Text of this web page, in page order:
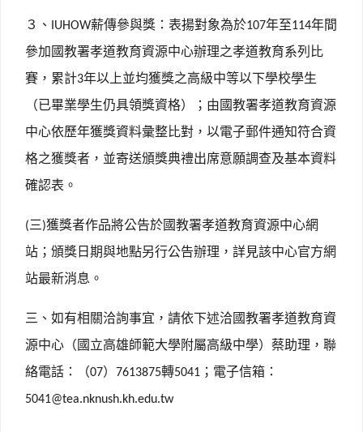
３、 IUHOW薪傳參與獎：表揚對象為於107年至114年間
參加國教署孝道教育資源中心辦理之孝道教育系列比
賽，累計3年以上並均獲獎之高級中等以下學校學生
（已畢業學生仍具領獎資格）；由國教署孝道教育資源
中心依歷年獲獎資料彙整比對，以電子郵件通知符合資
格之獲獎者，並寄送頒獎典禮出席意願調查及基本資料
確認表。
(三)獲獎者作品將公告於國教署孝道教育資源中心網
站；頒獎日期與地點另行公告辦理，詳見該中心官方網
站最新消息。
三、如有相關洽詢事宜，請依下述洽國教署孝道教育資
源中心（國立高雄師範大學附屬高級中學）蔡助理，聯
絡電話：（07） 7613875轉5041 ；電子信箱：
5041@tea.nknush.kh.edu.tw